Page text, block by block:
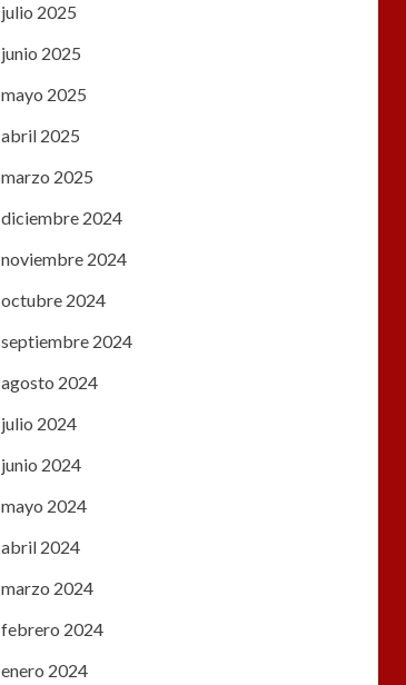
julio 2025
junio 2025
mayo 2025
abril 2025
marzo 2025
diciembre 2024
noviembre 2024
octubre 2024
septiembre 2024
agosto 2024
julio 2024
junio 2024
mayo 2024
abril 2024
marzo 2024
febrero 2024
enero 2024